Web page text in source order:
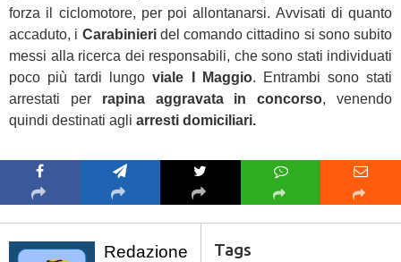
forza il ciclomotore, per poi allontanarsi. Avvisati di quanto
accaduto, i Carabinieridel comando cittadino si sono subito
messi alla ricerca dei responsabili, che sono stati individuati
poco più tardi lungoviale I Maggio. Entrambi sono stati
arrestati per rapina aggravata in concorso, venendo
quindi destinati agli arresti domiciliari.
Redazione
Tags